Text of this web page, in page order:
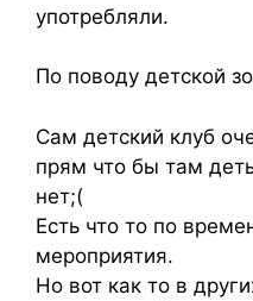
употребляли.
По поводу детской
Сам детский клуб
прям что бы там
нет;(
Есть что то по
мероприятия.
Но вот как то в